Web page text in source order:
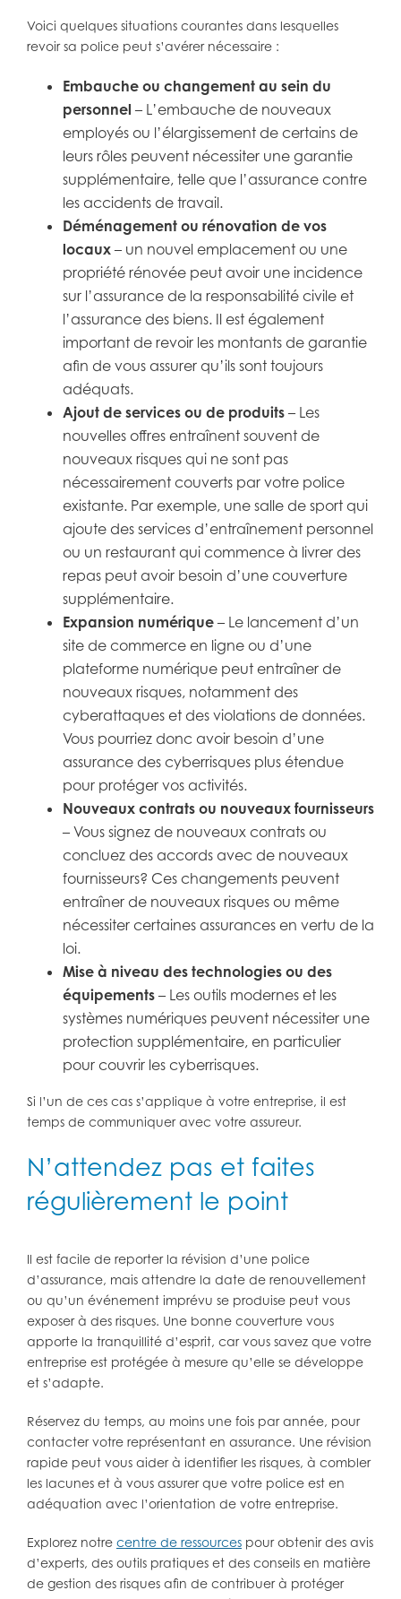
Voici quelques situations courantes dans lesquelles
revoir sa police peut s’avérer nécessaire :
Embauche ou changement au sein du
personnel – L’embauche de nouveaux
employés ou l’élargissement de certains de
leurs rôles peuvent nécessiter une garantie
supplémentaire, telle que l’assurance contre
les accidents de travail.
Déménagement ou rénovation de vos
locaux – un nouvel emplacement ou une
propriété rénovée peut avoir une incidence
sur l’assurance de la responsabilité civile et
l’assurance des biens. Il est également
important de revoir les montants de garantie
afin de vous assurer qu’ils sont toujours
adéquats.
Ajout de services ou de produits – Les
nouvelles offres entraînent souvent de
nouveaux risques qui ne sont pas
nécessairement couverts par votre police
existante. Par exemple, une salle de sport qui
ajoute des services d’entraînement personnel
ou un restaurant qui commence à livrer des
repas peut avoir besoin d’une couverture
supplémentaire.
Expansion numérique – Le lancement d’un
site de commerce en ligne ou d’une
plateforme numérique peut entraîner de
nouveaux risques, notamment des
cyberattaques et des violations de données.
Vous pourriez donc avoir besoin d’une
assurance des cyberrisques plus étendue
pour protéger vos activités.
Nouveaux contrats ou nouveaux fournisseurs
– Vous signez de nouveaux contrats ou
concluez des accords avec de nouveaux
fournisseurs? Ces changements peuvent
entraîner de nouveaux risques ou même
nécessiter certaines assurances en vertu de la
loi.
Mise à niveau des technologies ou des
équipements – Les outils modernes et les
systèmes numériques peuvent nécessiter une
protection supplémentaire, en particulier
pour couvrir les cyberrisques.
Si l’un de ces cas s’applique à votre entreprise, il est
temps de communiquer avec votre assureur.
N’attendez pas et faites
régulièrement le point
Il est facile de reporter la révision d’une police
d’assurance, mais attendre la date de renouvellement
ou qu’un événement imprévu se produise peut vous
exposer à des risques. Une bonne couverture vous
apporte la tranquillité d’esprit, car vous savez que votre
entreprise est protégée à mesure qu’elle se développe
et s’adapte.
Réservez du temps, au moins une fois par année, pour
contacter votre représentant en assurance. Une révision
rapide peut vous aider à identifier les risques, à combler
les lacunes et à vous assurer que votre police est en
adéquation avec l’orientation de votre entreprise.
Explorez notre centre de ressourcespour obtenir des avis
d’experts, des outils pratiques et des conseils en matière
de gestion des risques afin de contribuer à protéger